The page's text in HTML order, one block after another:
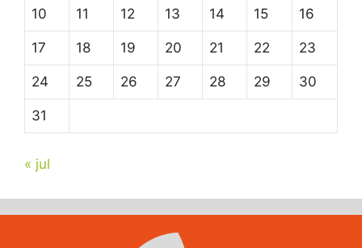
10 11 12 13 14 15 16
17 18 19 20 21 22 23
24 25 26 27 28 29 30
31
« jul